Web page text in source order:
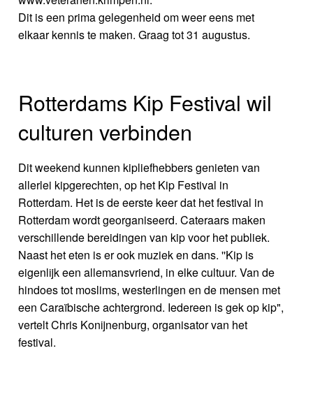
Dit is een prima gelegenheid om weer eens met
elkaar kennis te maken. Graag tot 31 augustus.
Rotterdams Kip Festival wil
culturen verbinden
Dit weekend kunnen kipliefhebbers genieten van
allerlei kipgerechten, op het Kip Festival in
Rotterdam. Het is de eerste keer dat het festival in
Rotterdam wordt georganiseerd. Cateraars maken
verschillende bereidingen van kip voor het publiek.
Naast het eten is er ook muziek en dans. ''Kip is
eigenlijk een allemansvriend, in elke cultuur. Van de
hindoes tot moslims, westerlingen en de mensen met
een Caraïbische achtergrond. Iedereen is gek op kip",
vertelt Chris Konijnenburg, organisator van het
festival.